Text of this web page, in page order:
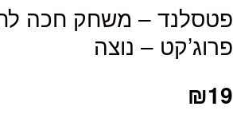
פטסלנד – משחק חכה
פרוג’קט – נוצה
₪19